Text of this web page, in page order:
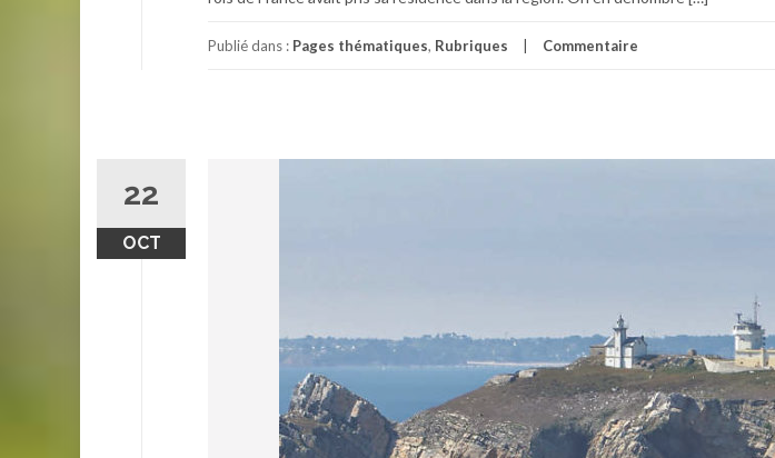
Publié dans : Pages thématiques, Rubriques Commentaire
22
OCT